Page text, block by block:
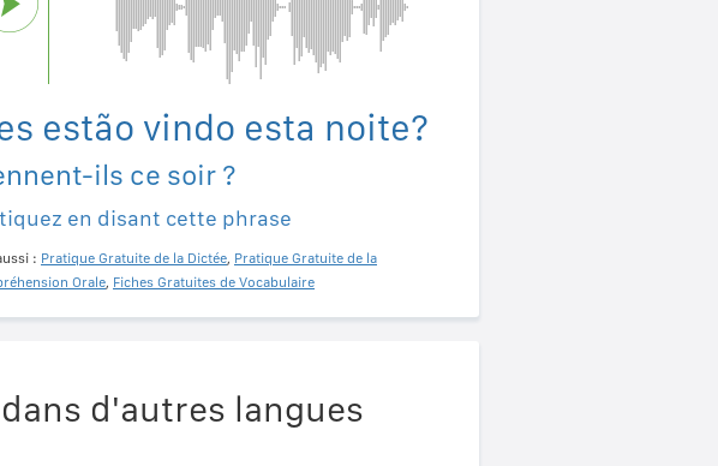
estão vindo esta noite?
ils ce soir ?
en disant cette phrase
: Pratique Gratuite de la Dictée, Pratique Gratuite de la
Orale, Fiches Gratuites de Vocabulaire
d'autres langues